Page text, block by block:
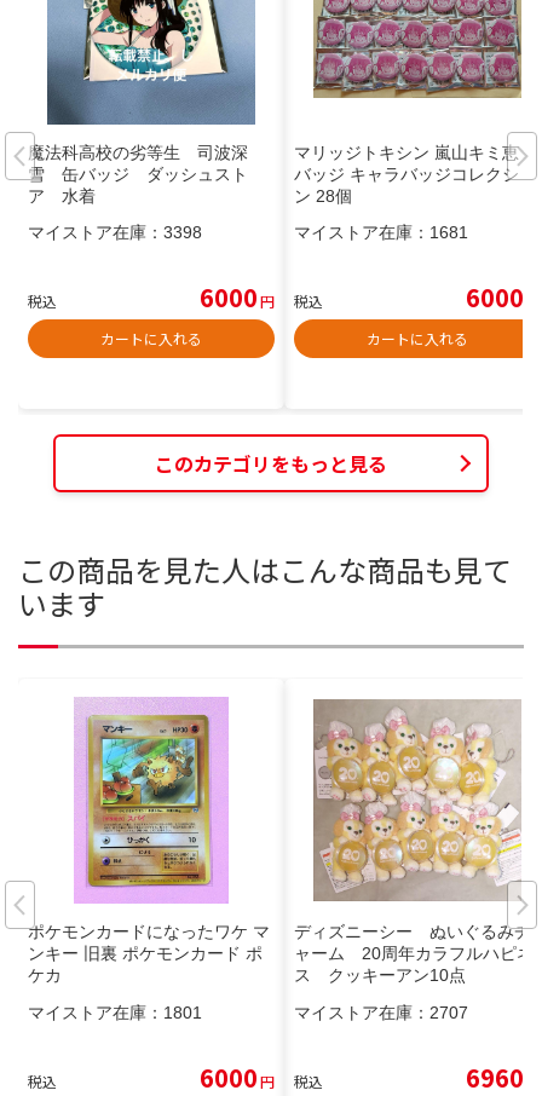
魔法科高校の劣等生 司波深
雪 缶バッジ ダッシュスト
ア 水着
マイストア在庫： 3398
税込 6000円
カートに入れる
マリッジトキシン 嵐山キミ恵 缶
バッジ キャラバッジコレクショ
ン 28個
マイストア在庫： 1681
税込 6000
カートに入れる
このカテゴリをもっと見る
この商品を見た人はこんな商品も見て
います
ポケモンカードになったワケ マ
ンキー 旧裏 ポケモンカード ポ
ケカ
マイストア在庫： 1801
税込 6000円
ディズニーシー ぬいぐるみチ
ャーム 20周年カラフルハピネ
ス クッキーアン10点
マイストア在庫： 2707
税込 6960